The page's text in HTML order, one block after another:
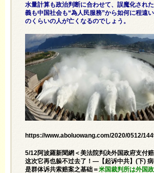
水量計算も政治判断に合わせて、誤魔化され
義も中国社会も“為人民服務”から如何に程遠
のくらいの人が亡くなるのでしょう。
https://www.aboluowang.com/2020/0512/
5/12阿波羅新聞網＜美法院判决外国政府支付
这次它再也躲不过去了！—【起诉中共】(下)
是群体诉共索赔案之基础＝米国裁判所は外国